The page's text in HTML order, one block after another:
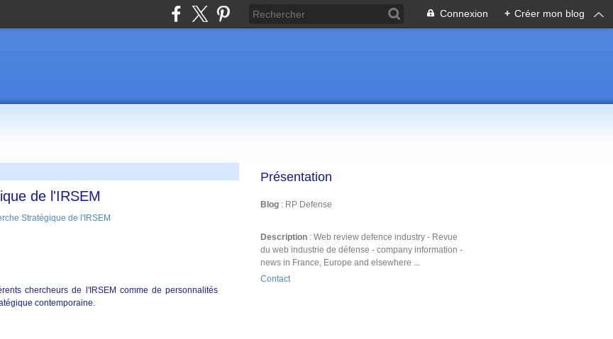
Connexion + Créer mon blog
de l'IRSEM
chercheurs de l'IRSEM comme de personnalités
contemporaine.
Présentation
Blog : RP Defense
Description : Web review defence industry - Revue
du web industrie de défense - company information -
news in France, Europe and elsewhere ...
Contact